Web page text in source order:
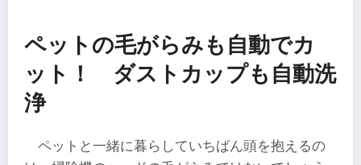
ペットの毛がらみも自動でカ
ット！ ダストカップも自動洗
浄
ペットと一緒に暮らしていちばん頭を抱えるの